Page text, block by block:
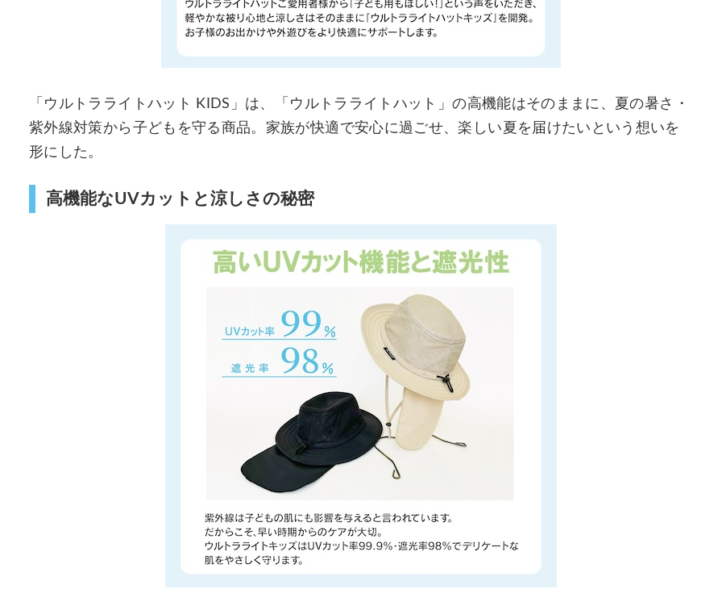
「ウルトラライトハット KIDS」は、「ウルトラライトハット」の高機能はそのままに、夏の暑さ・
紫外線対策から子どもを守る商品。家族が快適で安心に過ごせ、楽しい夏を届けたいという想いを
形にした。
高機能なUVカットと涼しさの秘密